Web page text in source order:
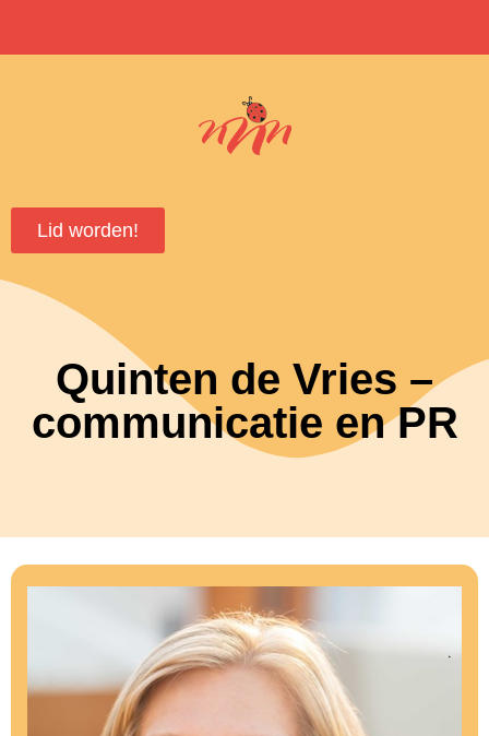
Lid worden!
Quinten de Vries –
communicatie en PR